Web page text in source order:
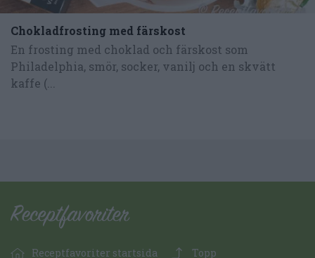
Chokladfrosting med färskost
En frosting med choklad och färskost som
Philadelphia, smör, socker, vanilj och en skvätt
kaffe (...
Receptfavoriter startsida Topp